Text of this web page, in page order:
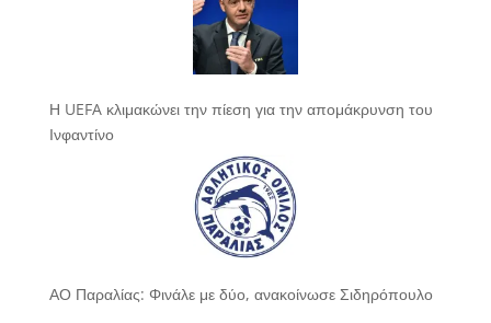
Η UEFA κλιμακώνει την πίεση για την απομάκρυνση του
Ινφαντίνο
ΑΟ Παραλίας: Φινάλε με δύο, ανακοίνωσε Σιδηρόπουλο